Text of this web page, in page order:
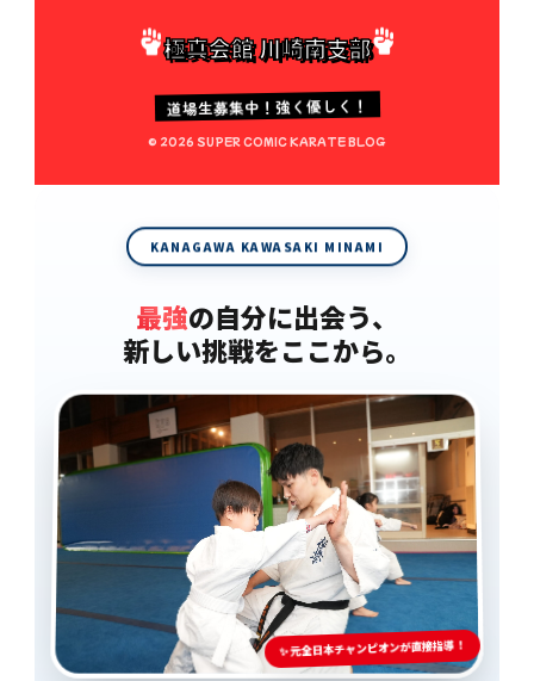
極真会館 川崎南支部
道場生募集中！強く優しく！
© 2026 SUPER COMIC KARATE BLOG
KANAGAWA KAWASAKI MINAMI
最強の自分に出会う、
新しい挑戦をここから。
✨ 元全日本チャンピオンが直接指導！